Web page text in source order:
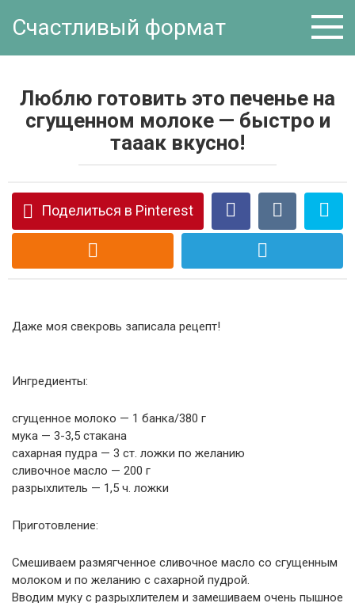
Счастливый формат
Люблю готовить это печенье на
сгущенном молоке — быстро и
тааак вкусно!
Поделиться в Pinterest
Даже моя свекровь записала рецепт!
Ингредиенты:
сгущенное молоко — 1 банка/380 г
мука — 3-3,5 стакана
сахарная пудра — 3 ст. ложки по желанию
сливочное масло — 200 г
разрыхлитель — 1,5 ч. ложки
Приготовление:
Смешиваем размягченное сливочное масло со сгущенным
молоком и по желанию с сахарной пудрой.
Вводим муку с разрыхлителем и замешиваем очень пышное